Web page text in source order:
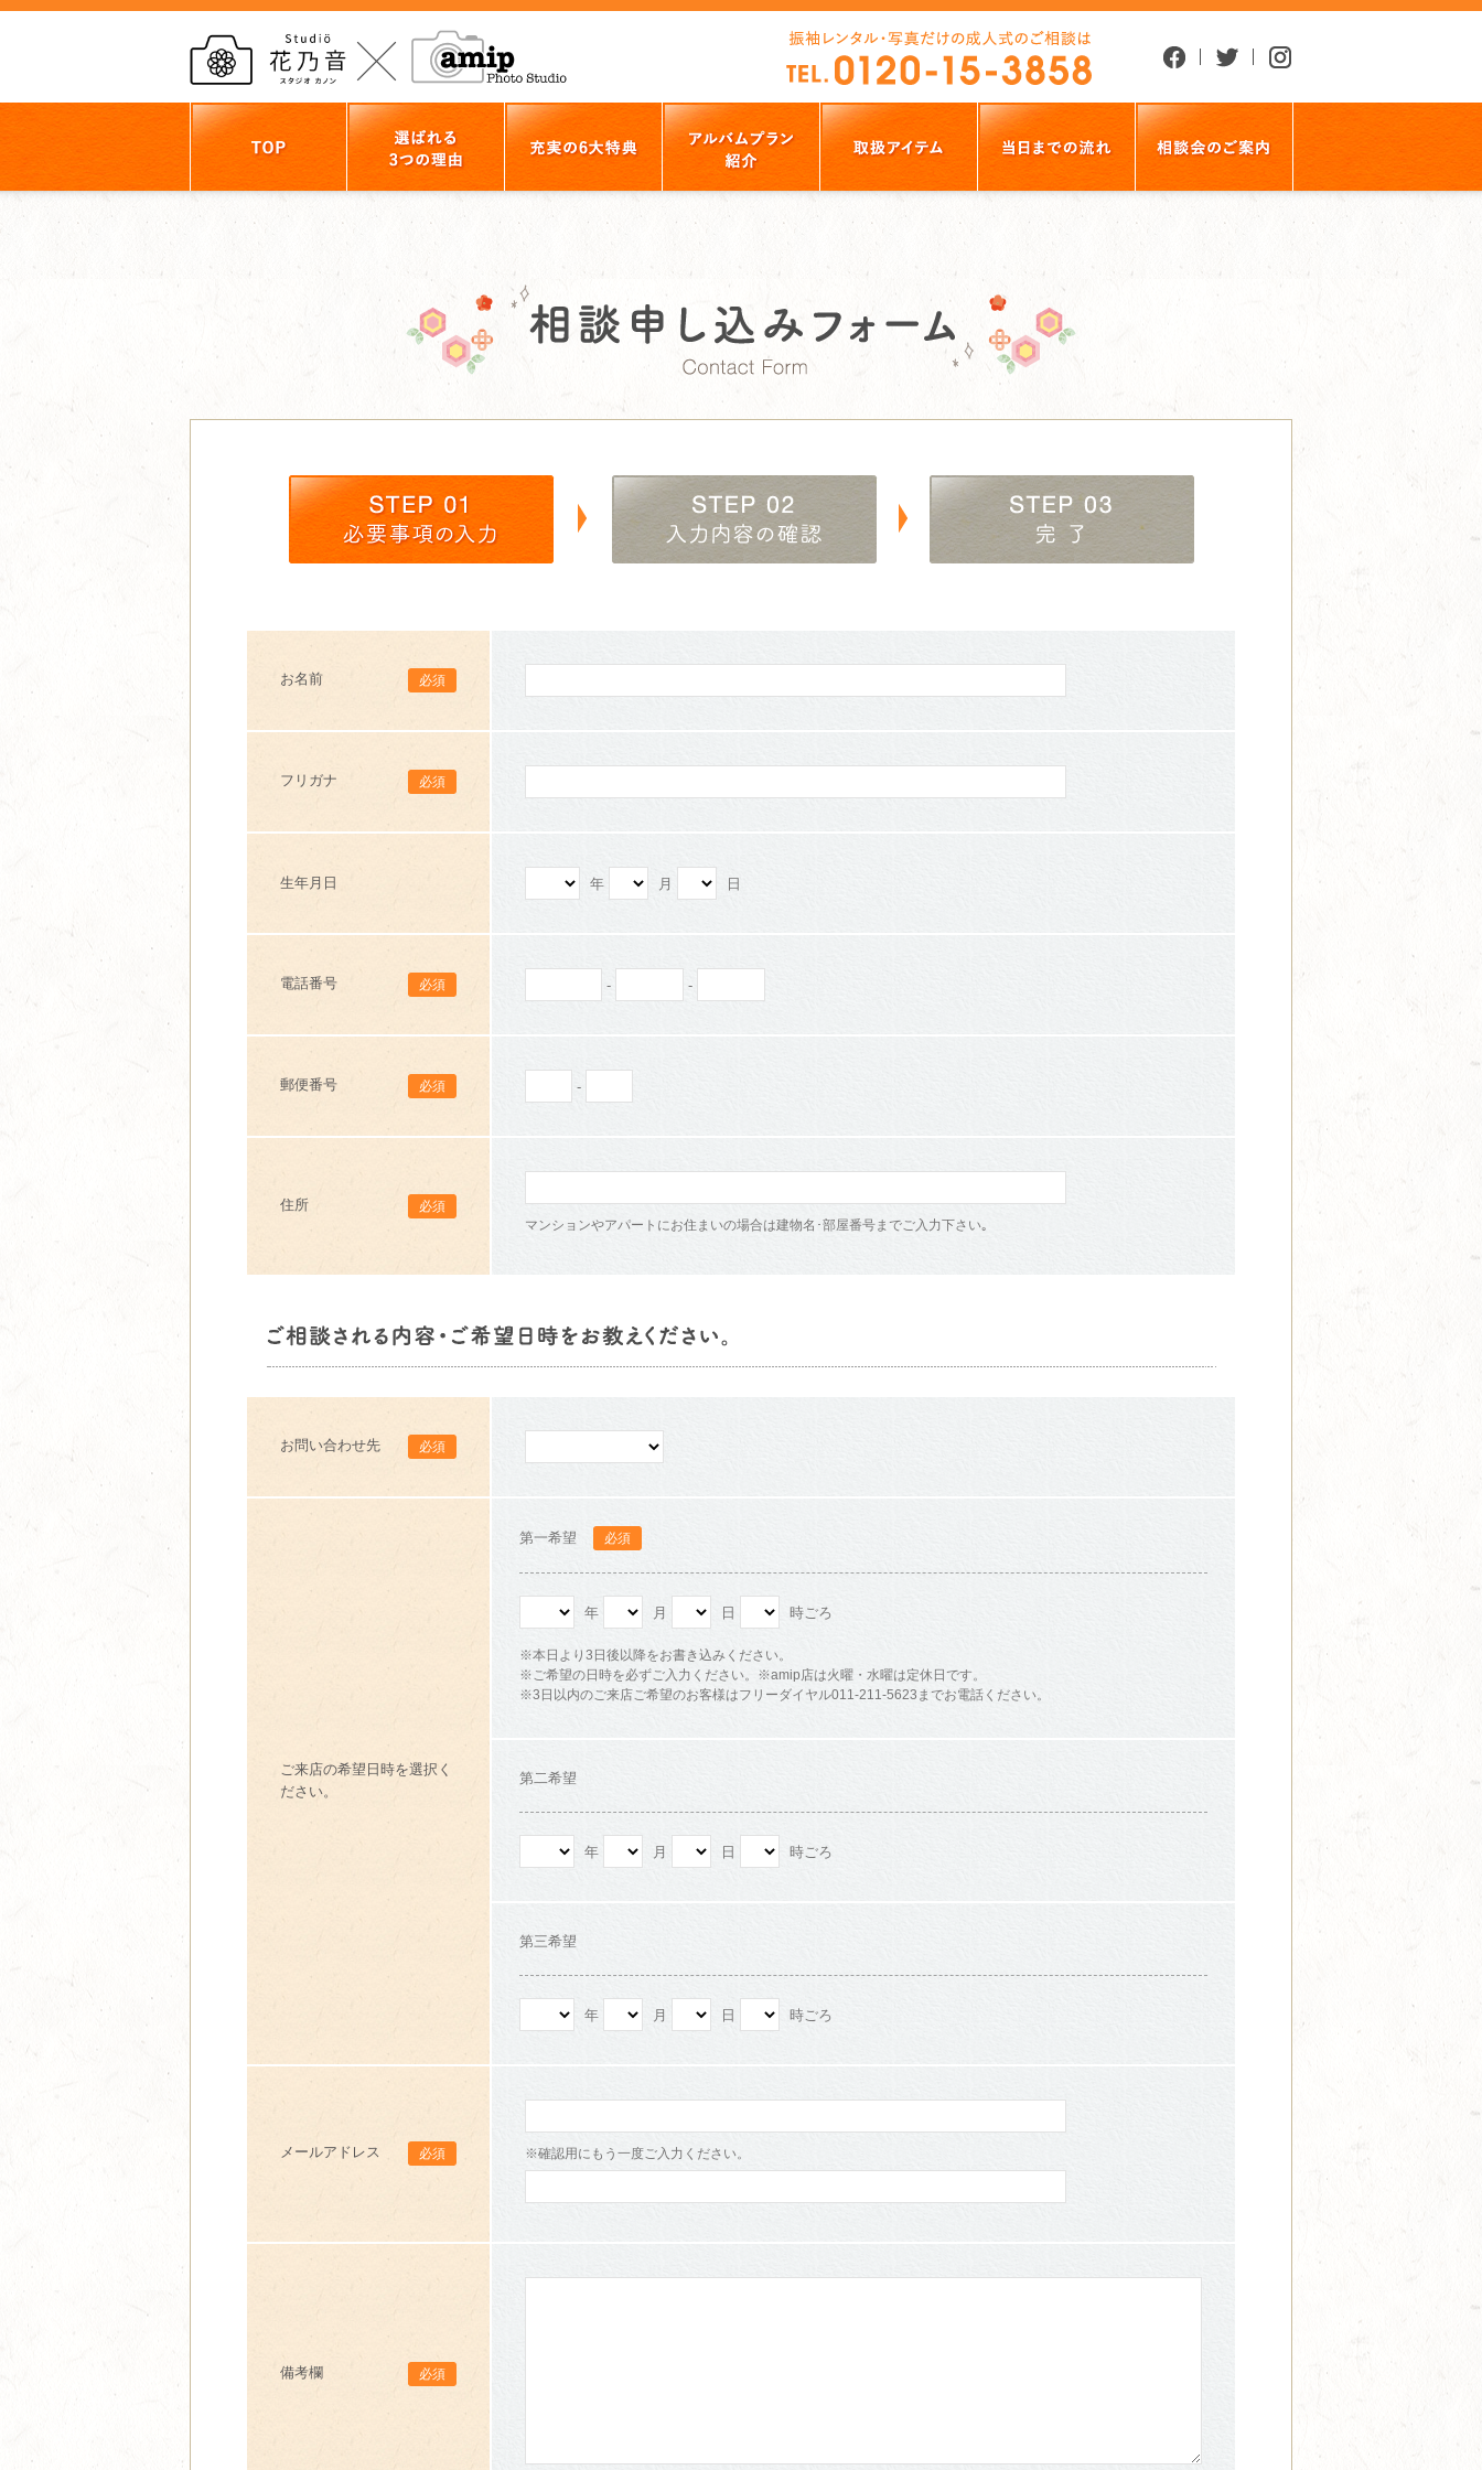
お名前 必須
フリガナ 必須
生年月日 年 月 日
電話番号 必須 - -
郵便番号 必須 -
住所
必須
マンションやアパートにお住まいの場合は建物名･部屋番号までご入力下さい｡
お問い合わせ先 必須
ご来店の希望日時を選択く
ださい。
第一希望 必須
年 月 日 時ごろ
※本日より3日後以降をお書き込みください。
※ご希望の日時を必ずご入力ください。※amip店は火曜・水曜は定休日です。
※3日以内のご来店ご希望のお客様はフリーダイヤル011-211-5623までお電話ください。
第二希望
年 月 日 時ごろ
第三希望
年 月 日 時ごろ
メールアドレス 必須 ※確認用にもう一度ご入力ください。
備考欄 必須